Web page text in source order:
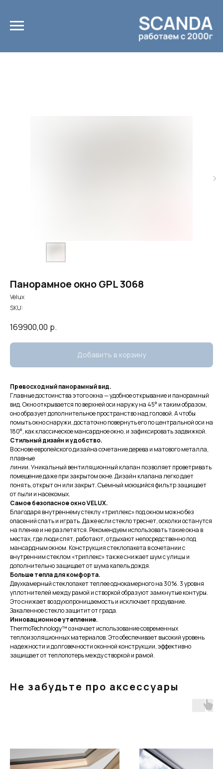
Панорамное окно GPL 3068
Velux
SKU:
169900,00 р.
Добавить в корзину
Превосходный панорамный вид.
Главные достоинства этого окна — удобное открывание и панорамный
вид. Окно открывается по верхней оси наружу на 45° и таким образом,
оно образует дополнительное пространство над головой. А чтобы
помыть окно снаружи, достаточно повернуть его по центральной оси на
180°, как классическое мансардное окно, и зафиксировать задвижкой.
Стильный дизайн и удобство.
В основе европейского дизайна сочетание дерева и матового металла,
плавные
линии. Уникальный вентиляционный клапан позволяет проветривать
помещение даже при закрытом окне. Дизайн клапана легко дает
понять, открыт он или закрыт. Съемный моющийся фильтр защищает
от пыли и насекомых.
Самое безопасное окно VELUX.
Благодаря внутреннему стеклу «триплекс» под окном можно без
опасений спать и играть. Даже если стекло треснет, осколки останутся
на пленке и не разлетятся. Рекомендуем использовать такие окна в
местах, где люди спят, работают, отдыхают непосредственно под
мансардным окном. Конструкция стеклопакета в сочетании с
внутренним стеклом «триплекс» также снижает шум с улицы и
дополнительно защищает от шума капель дождя.
Больше тепла для комфорта.
Двухкамерный стеклопакет теплее однокамерного на 30%. 3 уровня
уплотнителей между рамой и створкой образуют замкнутые контуры.
Это снижает воздухопроницаемость и исключает продувание.
Закаленное стекло защитит от града.
Инновационное утепление.
ThermoTechnology™ означает использование современных
теплоизоляционных материалов. Это обеспечивает высокий уровень
надежности и долговечности оконной конструкции, эффективно
защищает от теплопотерь между створкой и рамой.
Не забудьте про аксессуары